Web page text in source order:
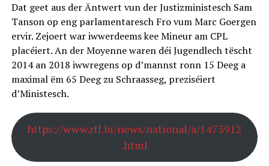
Dat geet aus der Äntwert vun der Justizministesch Sam
Tanson op eng parlamentaresch Fro vum Marc Goergen
ervir. Zejoert war iwwerdeems kee Mineur am CPL
placéiert. An der Moyenne waren déi Jugendlech tëscht
2014 an 2018 iwwregens op d’mannst ronn 15 Deeg a
maximal ëm 65 Deeg zu Schraasseg, preziséiert
d’Ministesch.
https://www.rtl.lu/news/national/a/1475912
.html